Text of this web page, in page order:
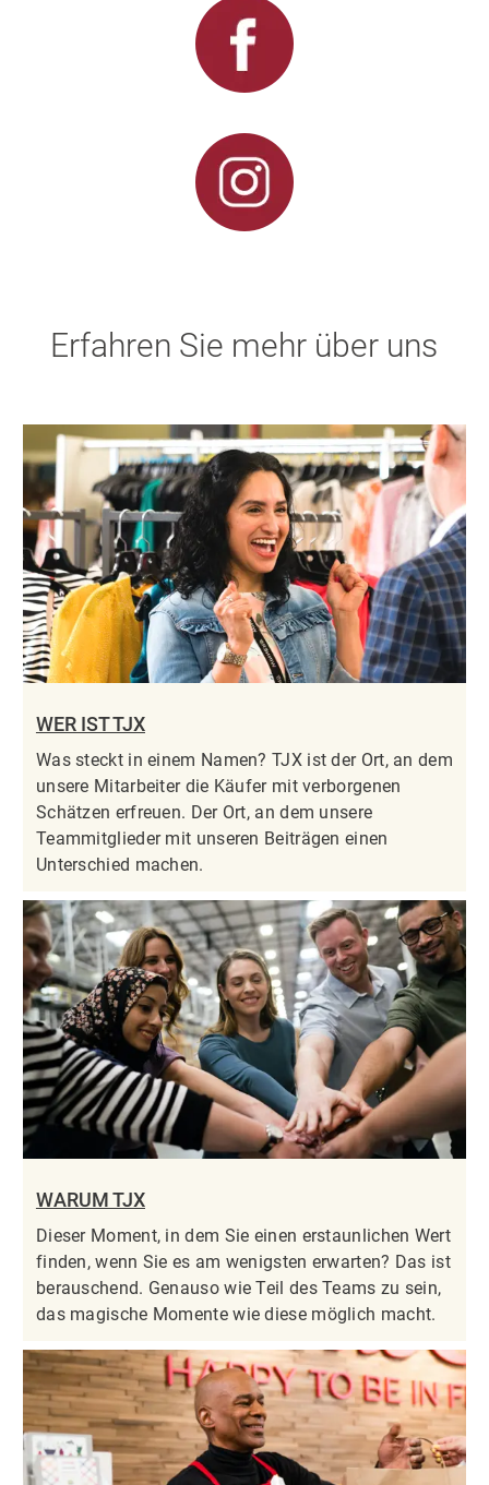
Erfahren Sie mehr über uns
WER IST TJX
Was steckt in einem Namen? TJX ist der Ort, an dem
unsere Mitarbeiter die Käufer mit verborgenen
Schätzen erfreuen. Der Ort, an dem unsere
Teammitglieder mit unseren Beiträgen einen
Unterschied machen.
WARUM TJX
Dieser Moment, in dem Sie einen erstaunlichen Wert
finden, wenn Sie es am wenigsten erwarten? Das ist
berauschend. Genauso wie Teil des Teams zu sein,
das magische Momente wie diese möglich macht.